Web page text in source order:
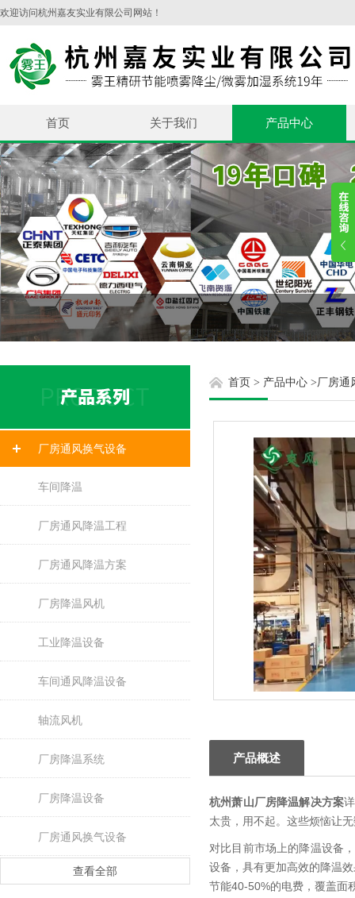
欢迎访问杭州嘉友实业有限公司网站！
首页 关于我们 产品中心
厂房通风换气设备
车间降温
厂房通风降温工程
厂房通风降温方案
厂房降温风机
工业降温设备
车间通风降温设备
轴流风机
厂房降温系统
厂房降温设备
厂房通风换气设备
查看全部
首页 > 产品中心 >厂房通
产品概述
杭州萧山厂房降温解决方案
太贵，用不起。这些烦恼让
对比目前市场上的降温设备
设备，具有更加高效的降温
节能40-50%的电费，覆盖面